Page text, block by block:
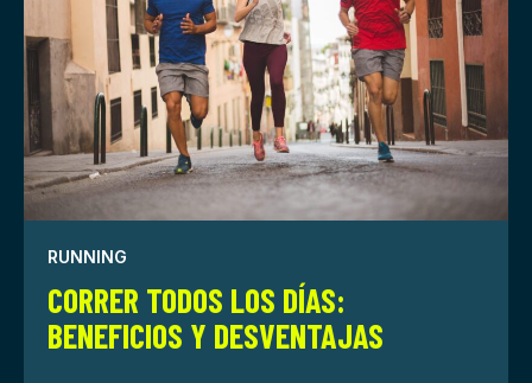
RUNNING
CORRER TODOS LOS DÍAS:
BENEFICIOS Y DESVENTAJAS